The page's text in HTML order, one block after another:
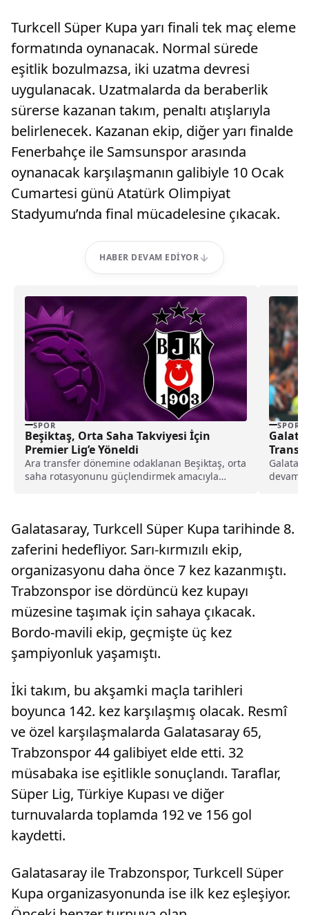
Turkcell Süper Kupa yarı finali tek maç eleme
formatında oynanacak. Normal sürede
eşitlik bozulmazsa, iki uzatma devresi
uygulanacak. Uzatmalarda da beraberlik
sürerse kazanan takım, penaltı atışlarıyla
belirlenecek. Kazanan ekip, diğer yarı finalde
Fenerbahçe ile Samsunspor arasında
oynanacak karşılaşmanın galibiyle 10 Ocak
Cumartesi günü Atatürk Olimpiyat
Stadyumu’nda final mücadelesine çıkacak.
HABER DEVAM EDIYOR
SPOR
Beşiktaş, Orta Saha Takviyesi İçin
Premier Lig’e Yöneldi
Ara transfer dönemine odaklanan Beşiktaş, orta
saha rotasyonunu güçlendirmek amacıyla
SPOR
devam
Galatasaray, Turkcell Süper Kupa tarihinde 8.
zaferini hedefliyor. Sarı-kırmızılı ekip,
organizasyonu daha önce 7 kez kazanmıştı.
Trabzonspor ise dördüncü kez kupayı
müzesine taşımak için sahaya çıkacak.
Bordo-mavili ekip, geçmişte üç kez
şampiyonluk yaşamıştı.
İki takım, bu akşamki maçla tarihleri
boyunca 142. kez karşılaşmış olacak. Resmî
ve özel karşılaşmalarda Galatasaray 65,
Trabzonspor 44 galibiyet elde etti. 32
müsabaka ise eşitlikle sonuçlandı. Taraflar,
Süper Lig, Türkiye Kupası ve diğer
turnuvalarda toplamda 192 ve 156 gol
kaydetti.
Galatasaray ile Trabzonspor, Turkcell Süper
Kupa organizasyonunda ise ilk kez eşleşiyor.